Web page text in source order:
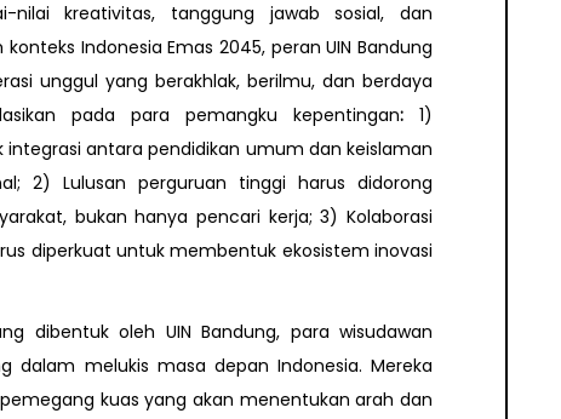
nilai kreativitas, tanggung jawab sosial, dan
Indonesia Emas 2045, peran UIN Bandung
unggul yang berakhlak, berilmu, dan berdaya
pada para pemangku kepentingan:1)
antara pendidikan umum dan keislaman
2) Lulusan perguruan tinggi harus didorong
bukan hanya pencari kerja; 3) Kolaborasi
diperkuat untuk membentuk ekosistem inovasi
dibentuk oleh UIN Bandung, para wisudawan
dalam melukis masa depan Indonesia. Mereka
kuas yang akan menentukan arah dan